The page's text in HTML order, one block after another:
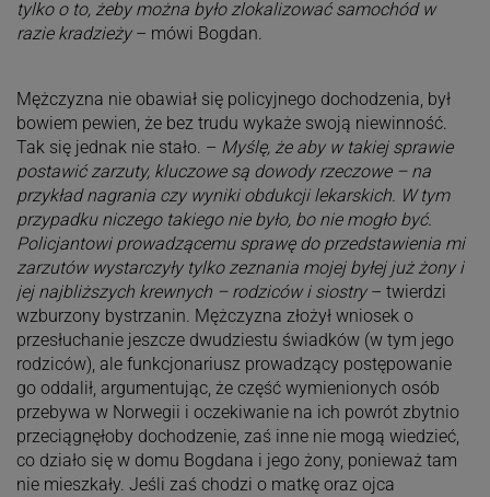
tylko o to, żeby można było zlokalizować samochód w
razie kradzieży– mówi Bogdan.
Mężczyzna nie obawiał się policyjnego dochodzenia, był
bowiem pewien, że bez trudu wykaże swoją niewinność.
Tak się jednak nie stało. – Myślę, że aby w takiej sprawie
postawić zarzuty, kluczowe są dowody rzeczowe – na
przykład nagrania czy wyniki obdukcji lekarskich. W tym
przypadku niczego takiego nie było, bo nie mogło być.
Policjantowi prowadzącemu sprawę do przedstawienia mi
zarzutów wystarczyły tylko zeznania mojej byłej już żony i
jej najbliższych krewnych – rodziców i siostry– twierdzi
wzburzony bystrzanin. Mężczyzna złożył wniosek o
przesłuchanie jeszcze dwudziestu świadków (w tym jego
rodziców), ale funkcjonariusz prowadzący postępowanie
go oddalił, argumentując, że część wymienionych osób
przebywa w Norwegii i oczekiwanie na ich powrót zbytnio
przeciągnęłoby dochodzenie, zaś inne nie mogą wiedzieć,
co działo się w domu Bogdana i jego żony, ponieważ tam
nie mieszkały. Jeśli zaś chodzi o matkę oraz ojca